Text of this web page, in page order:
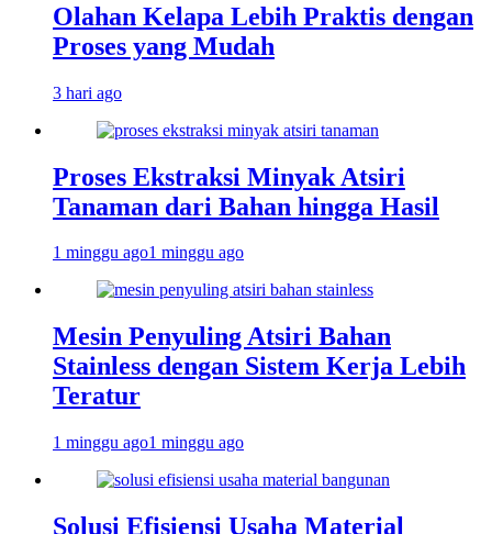
Olahan Kelapa Lebih Praktis dengan
Proses yang Mudah
3 hari ago
Proses Ekstraksi Minyak Atsiri
Tanaman dari Bahan hingga Hasil
1 minggu ago1 minggu ago
Mesin Penyuling Atsiri Bahan
Stainless dengan Sistem Kerja Lebih
Teratur
1 minggu ago1 minggu ago
Solusi Efisiensi Usaha Material